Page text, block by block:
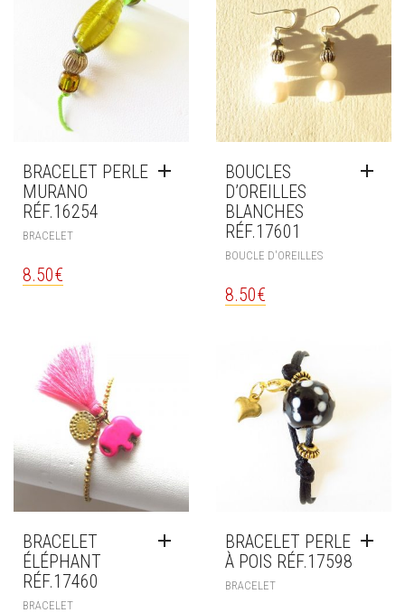
BRACELET PERLE
MURANO
RÉF.16254
BRACELET
8.50€
BOUCLES
D’OREILLES
BLANCHES
RÉF.17601
BOUCLE D'OREILLES
8.50€
BRACELET
ÉLÉPHANT
RÉF.17460
BRACELET
BRACELET PERLE
À POIS RÉF.17598
BRACELET